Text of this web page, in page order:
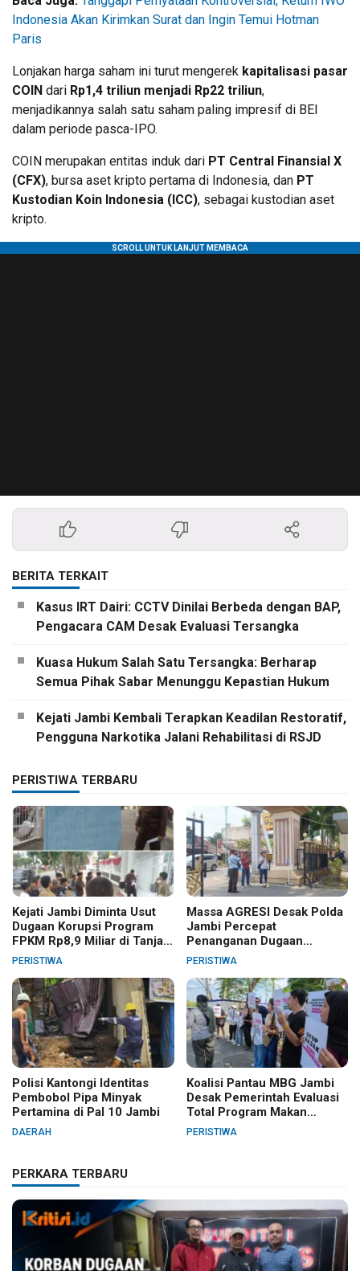
Indonesia Akan Kirimkan Surat dan Ingin Temui Hotman
Paris
Lonjakan harga saham ini turut mengerek kapitalisasi pasar
COIN dari Rp1,4 triliun menjadi Rp22 triliun,
menjadikannya salah satu saham paling impresif di BEI
dalam periode pasca-IPO.
COIN merupakan entitas induk dari PT Central Finansial X
(CFX), bursa aset kripto pertama di Indonesia, dan PT
Kustodian Koin Indonesia (ICC), sebagai kustodian aset
kripto.
BERITA TERKAIT
Kasus IRT Dairi: CCTV Dinilai Berbeda dengan BAP,
Pengacara CAM Desak Evaluasi Tersangka
Kuasa Hukum Salah Satu Tersangka: Berharap
Semua Pihak Sabar Menunggu Kepastian Hukum
Kejati Jambi Kembali Terapkan Keadilan Restoratif,
Pengguna Narkotika Jalani Rehabilitasi di RSJD
PERISTIWA TERBARU
Kejati Jambi Diminta Usut
Dugaan Korupsi Program
FPKM Rp8,9 Miliar di Tanjab
Barat
PERISTIWA
Massa AGRESI Desak Polda
Jambi Percepat
Penanganan Dugaan
Pelanggaran Hak Cipta Buku
PERISTIWA
Polisi Kantongi Identitas
Pembobol Pipa Minyak
Pertamina di Pal 10 Jambi
DAERAH
Koalisi Pantau MBG Jambi
Desak Pemerintah Evaluasi
Total Program Makan
Bergizi Gratis
PERISTIWA
PERKARA TERBARU